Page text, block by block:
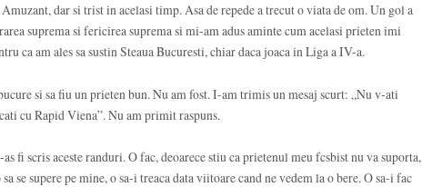
dar si trist in acelasi timp. Asa de repede a trecut o viata de om. Un gol a
suprema si fericirea suprema si mi-am adus aminte cum acelasi prieten imi
ca am ales sa sustin Steaua Bucuresti, chiar daca joaca in Liga a IV-a.
si sa fiu un prieten bun. Nu am fost. I-am trimis un mesaj scurt: „Nu v-ati
cu Rapid Viena”. Nu am primit raspuns.
fi scris aceste randuri. O fac, deoarece stiu ca prietenul meu fcsbist nu va suporta,
se supere pe mine, o sa-i treaca data viitoare cand ne vedem la o bere. O sa-i fac